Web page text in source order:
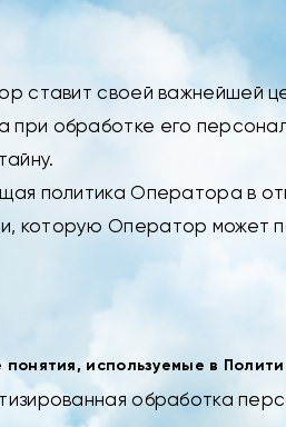
ставит своей важнейшей
при обработке его
политика Оператора в
которую Оператор может
используемые в
обработка